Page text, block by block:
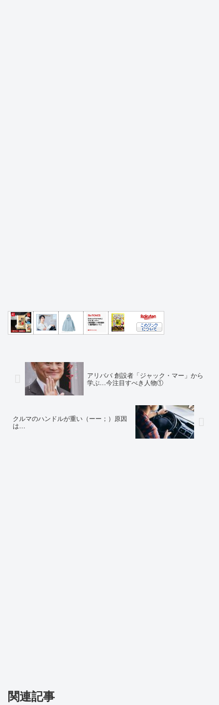
アリババ 創設者「ジャック・マー」から
学ぶ…今注目すべき人物①
クルマのハンドルが重い（ーー；）原因
は…
関連記事